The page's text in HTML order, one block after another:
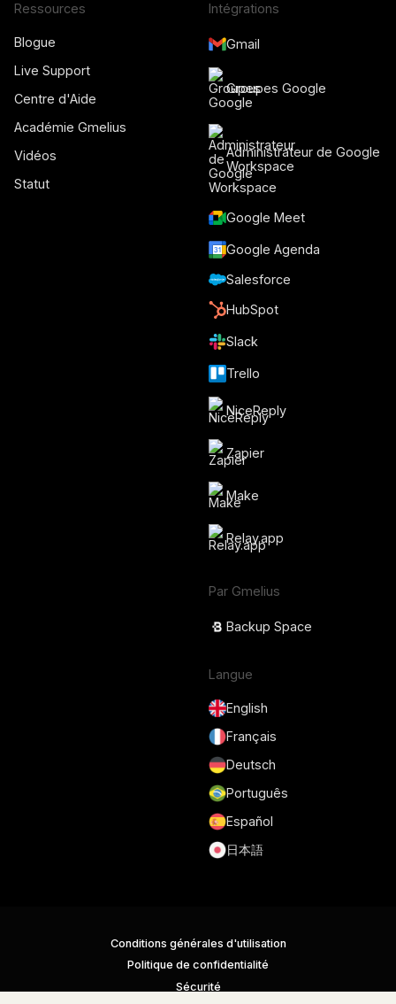
Ressources
Blogue
Live Support
Centre d'Aide
Académie Gmelius
Vidéos
Statut
Intégrations
Gmail
Groupes Google
Administrateur de Google
Workspace
Google Meet
Google Agenda
Salesforce
HubSpot
Slack
Trello
NiceReply
Zapier
Make
Relay.app
Par Gmelius
Backup Space
Langue
English
Français
Deutsch
Português
Español
日本語
Conditions générales d'utilisation
Politique de confidentialité
Sécurité